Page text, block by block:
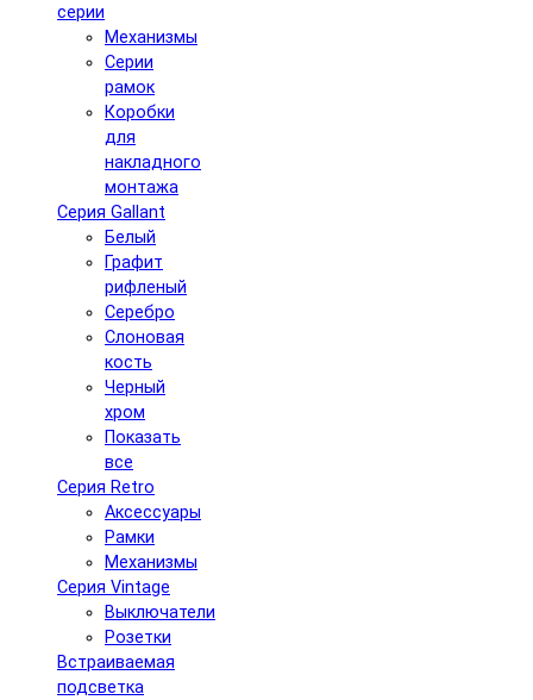
серии
Механизмы
Серии
рамок
Коробки
для
накладного
монтажа
Серия Gallant
Белый
Графит
рифленый
Серебро
Слоновая
кость
Черный
хром
Показать
все
Серия Retro
Аксессуары
Рамки
Механизмы
Серия Vintage
Выключатели
Розетки
Встраиваемая
подсветка